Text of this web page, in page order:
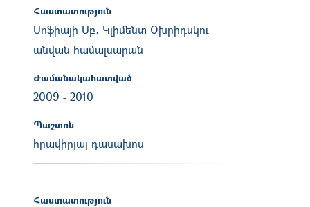
Հաստատություն
Սոֆիայի Սբ․ Կլիմենտ Օխրիդսկու
անվան համալսարան
Ժամանակահատված
2009 - 2010
Պաշտոն
հրավիրյալ դասախոս
Հաստատություն